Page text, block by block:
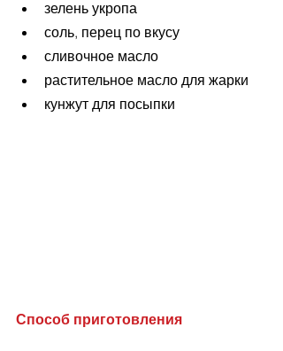
зелень укропа
соль, перец по вкусу
сливочное масло
растительное масло для жарки
кунжут для посыпки
Способ приготовления